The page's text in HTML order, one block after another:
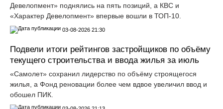
Девелопмент» поднялись на пять позиций, а КВС и
«Характер Девелопмент» впервые вошли в ТОП-10.
03-08-2026 21:30
Подвели итоги рейтингов застройщиков по объёму
текущего строительства и ввода жилья за июль
«Самолет» сохранил лидерство по объёму строящегося
жилья, а Фонд реновации более чем вдвое увеличил ввод и
обошел ПИК.